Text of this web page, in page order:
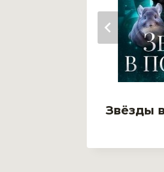
Звёзды